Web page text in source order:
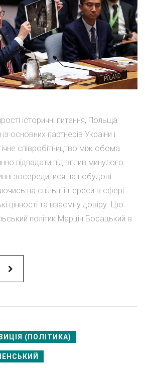
історичні питання, Польща
основних партнерів України і
співробітництво між обома
підпадати під вплив минулого.
зосередитися на побудові
на спільні інтереси в сфері
цінності та взаємну довіру. Цю
політик Марцін Босацький в
(ПОЛІТИКА)